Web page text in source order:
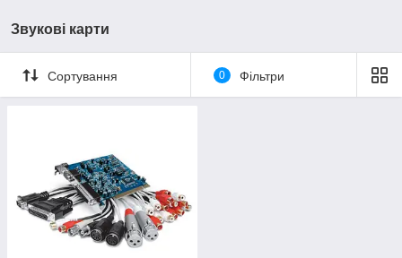
Звукові карти
Сортування 0 Фільтри